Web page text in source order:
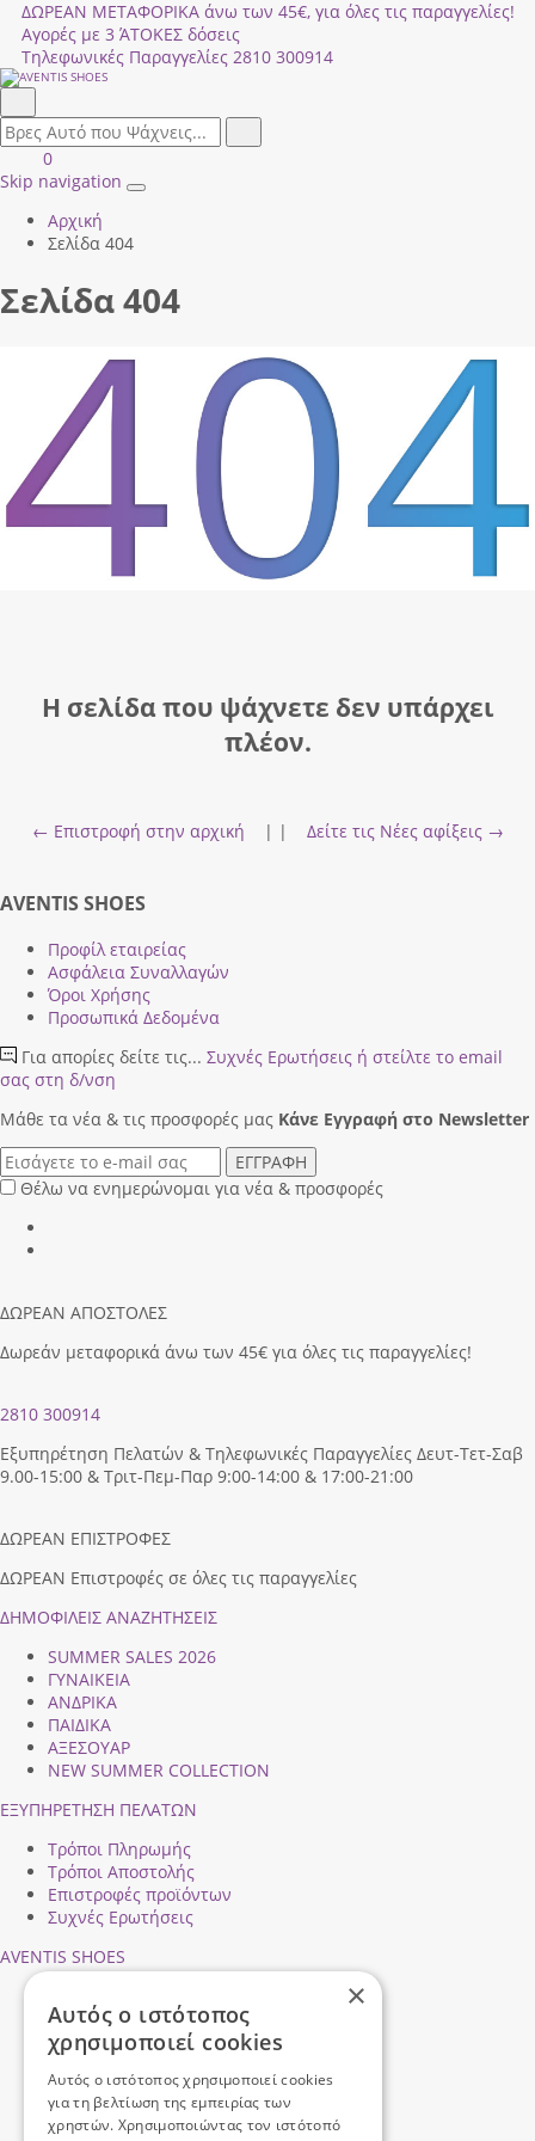
ΔΩΡΕΑΝ ΜΕΤΑΦΟΡΙΚΑ άνω των 45€, για όλες τις παραγγελίες!
Αγορές με 3 ΆΤΟΚΕΣ δόσεις
Τηλεφωνικές Παραγγελίες 2810 300914
field.search
Είσοδος
|
ΚΑΛΑΘΙ
ΑΓΟΡΩΝ
0
Skip navigation
Toggle
Αρχική
Σελίδα 404
Σελίδα 404
Η σελίδα που ψάχνετε δεν υπάρχει
πλέον.
← Επιστροφή στην αρχική | | Δείτε τις Νέες αφίξεις →
AVENTIS SHOES
Προφίλ εταιρείας
Ασφάλεια Συναλλαγών
Όροι Χρήσης
Προσωπικά Δεδομένα
Για απορίες δείτε τις... Συχνές Ερωτήσεις ή στείλτε το email
σας στη δ/νση
Μάθε τα νέα & τις προσφορές μας Κάνε Eγγραφή στο Newsletter
ΕΓΓΡΑΦΗ
Θέλω να ενημερώνομαι για νέα & προσφορές
ΔΩΡΕΑΝ ΑΠΟΣΤΟΛΕΣ
Δωρεάν μεταφορικά άνω των 45€ για όλες τις παραγγελίες!
2810 300914
Εξυπηρέτηση Πελατών & Τηλεφωνικές Παραγγελίες Δευτ-Τετ-Σαβ
9.00-15:00 & Τριτ-Πεμ-Παρ 9:00-14:00 & 17:00-21:00
ΔΩΡΕΑΝ ΕΠΙΣΤΡΟΦΕΣ
ΔΩΡΕΑΝ Επιστροφές σε όλες τις παραγγελίες
ΔΗΜΟΦΙΛEIΣ ΑΝΑΖΗΤΗΣΕΙΣ
SUMMER SALES 2026
ΓΥΝΑΙΚΕΙΑ
ΑΝΔΡΙΚΑ
ΠΑΙΔΙΚΑ
ΑΞΕΣΟΥΑΡ
NEW SUMMER COLLECTION
ΕΞΥΠΗΡΕΤΗΣΗ ΠΕΛΑΤΩΝ
Τρόποι Πληρωμής
Τρόποι Αποστολής
Επιστροφές προϊόντων
Συχνές Ερωτήσεις
AVENTIS SHOES
Ασφάλεια Συναλλαγών
Προσωπικά Δεδομένα
Όροι Χρήσης
×
Αυτός ο ιστότοπος
χρησιμοποιεί cookies
Αυτός ο ιστότοπος χρησιμοποιεί cookies
για τη βελτίωση της εμπειρίας των
χρηστών. Χρησιμοποιώντας τον ιστότοπό